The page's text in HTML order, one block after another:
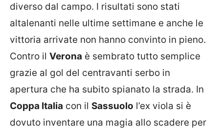
diverso dal campo. I risultati sono stati
altalenanti nelle ultime settimane e anche le
vittoria arrivate non hanno convinto in pieno.
Contro il Verona è sembrato tutto semplice
grazie al gol del centravanti serbo in
apertura che ha subito spianato la strada. In
Coppa Italia con il Sassuolo l’ex viola si è
dovuto inventare una magia allo scadere per